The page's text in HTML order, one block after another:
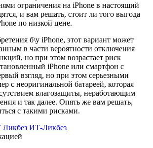
ограничения на iPhone в настоящий
и вам решать, стоит ли того выгода
по низкой цене.
б\у iPhone, этот вариант может
в части вероятности отключения
но при этом возрастает риск
iPhone или смартфон с
взгляд, но при этом серьезными
с неоригинальной батареей, которая
влагозащиты, неработающим
и так далее. Опять же вам решать,
с такими рисками.
ИТ-Ликбез